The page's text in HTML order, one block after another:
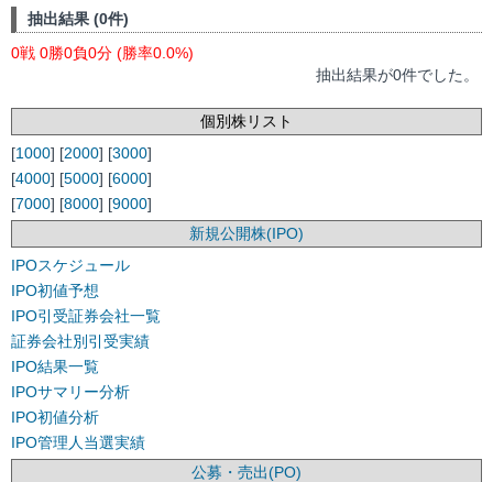
抽出結果 (0件)
0戦 0勝0負0分 (勝率0.0%)
抽出結果が0件でした。
個別株リスト
[1000] [2000] [3000]
[4000] [5000] [6000]
[7000] [8000] [9000]
新規公開株(IPO)
IPOスケジュール
IPO初値予想
IPO引受証券会社一覧
証券会社別引受実績
IPO結果一覧
IPOサマリー分析
IPO初値分析
IPO管理人当選実績
公募・売出(PO)